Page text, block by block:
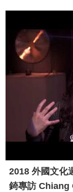
2018 外國文化
錡專訪 Chiang